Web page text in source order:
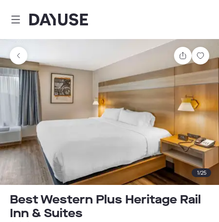
Dayuse
1/25
Best Western Plus Heritage Rail
Inn & Suites